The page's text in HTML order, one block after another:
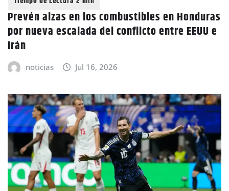
Prevén alzas en los combustibles en Honduras
por nueva escalada del conflicto entre EEUU e
Irán
noticias Jul 16, 2026